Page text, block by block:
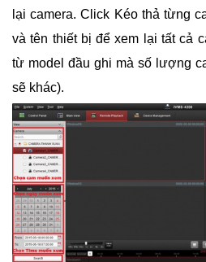
lại camera. Click Kéo thả từng
và tên thiết bị để xem lại tất cả
từ model đầu ghi mà số lượng
sẽ khác).